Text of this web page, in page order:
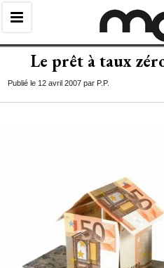
Le prêt à taux
Publié le 12 avril 2007 par P.P.